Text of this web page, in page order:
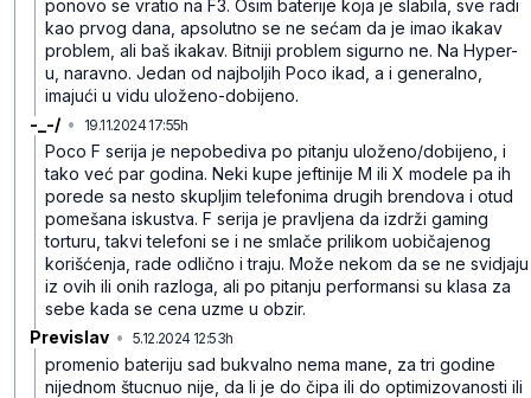
ponovo se vratio na F3. Osim baterije koja je slabila, sve radi
kao prvog dana, apsolutno se ne sećam da je imao ikakav
problem, ali baš ikakav. Bitniji problem sigurno ne. Na Hyper-
u, naravno. Jedan od najboljih Poco ikad, a i generalno,
imajući u vidu uloženo-dobijeno.
-_-/ • 19.11.2024 17:55h
Poco F serija je nepobediva po pitanju uloženo/dobijeno, i
tako već par godina. Neki kupe jeftinije M ili X modele pa ih
porede sa nesto skupljim telefonima drugih brendova i otud
pomešana iskustva. F serija je pravljena da izdrži gaming
torturu, takvi telefoni se i ne smlače prilikom uobičajenog
korišćenja, rade odlično i traju. Može nekom da se ne svidjaju
iz ovih ili onih razloga, ali po pitanju performansi su klasa za
sebe kada se cena uzme u obzir.
Previslav • 5.12.2024 12:53h
promenio bateriju sad bukvalno nema mane, za tri godine
nijednom štucnuo nije, da li je do čipa ili do optimizovanosti ili